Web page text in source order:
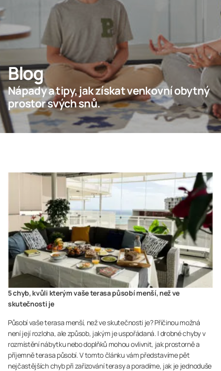
Lumon Group
Blog
Nápady a tipy, jak získat venkovní obytný
prostor svých snů.
5 chyb, kvůli kterým vaše terasa působí menší, než ve
skutečnosti je
Působí vaše terasa menší, než ve skutečnosti je? Příčinou možná
není její rozloha, ale způsob, jakým je uspořádaná. I drobné chyby v
rozmístění nábytku nebo doplňků mohou ovlivnit, jak prostorně a
příjemně terasa působí. V tomto článku vám představíme pět
nejčastějších chyb při zařizování terasy a poradíme, jak je jednoduše